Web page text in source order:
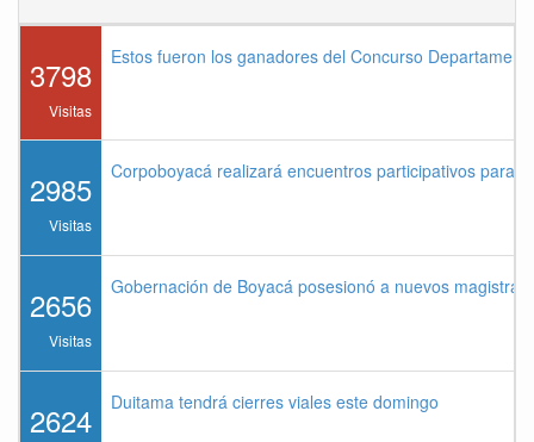
3798
Visitas
Estos fueron los ganadores del Concurso
2985
Visitas
Corpoboyacá realizará encuentros participativos para
2656
Visitas
Gobernación de Boyacá posesionó a nuevos
2624 Duitama tendrá cierres viales este domingo